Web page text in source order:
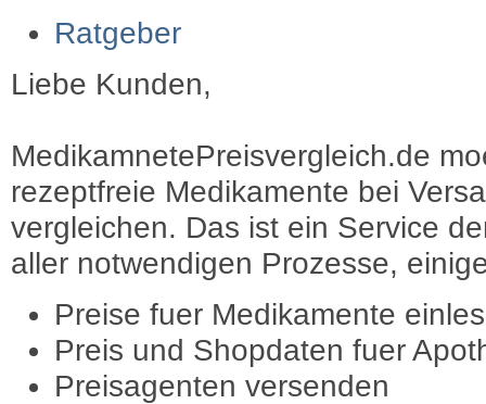
Ratgeber
Liebe Kunden,
MedikamnetePreisvergleich.de
rezeptfreie Medikamente bei
vergleichen. Das ist ein Service
aller notwendigen Prozesse,
Preise fuer Medikamente
Preis und Shopdaten fuer
Preisagenten versenden